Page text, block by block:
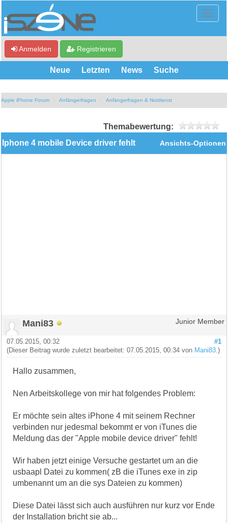
Anmelden Registrieren
Neue Letzten News Suche
Apple iPhone Forum Anfängerfragen Anfängerfragen & Notdienst
Themabewertung:
Ansichts-Optionen
Iphone 4 mobile Device driver fehlt
Mani83 Junior Member
#1
07.05.2015, 00:32
(Dieser Beitrag wurde zuletzt bearbeitet: 07.05.2015, 00:34 von Mani83 .)
Hallo zusammen,
Nen Arbeitskollege von mir hat folgendes Problem:
Er möchte sein altes iPhone 4 mit seinem Rechner
verbinden nur jedesmal bekommt er von iTunes die
Meldung das der "Apple mobile device driver" fehlt!
Wir haben jetzt einige Versuche gestartet um an die
usbaapl Datei zu kommen( zB die iTunes exe in zip
umbenannt um an die sys Dateien zu kommen)
Diese Datei lässt sich auch ausführen nur kurz vor Ende
der Installation bricht sie ab...